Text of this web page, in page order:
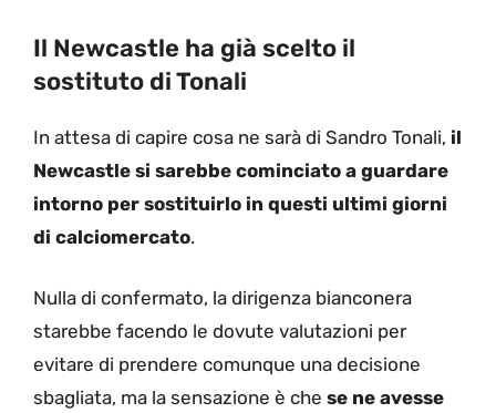
Il Newcastle ha già scelto il
sostituto di Tonali
In attesa di capire cosa ne sarà di Sandro Tonali, il
Newcastle si sarebbe cominciato a guardare
intorno per sostituirlo in questi ultimi giorni
di calciomercato.
Nulla di confermato, la dirigenza bianconera
starebbe facendo le dovute valutazioni per
evitare di prendere comunque una decisione
sbagliata, ma la sensazione è che se ne avesse